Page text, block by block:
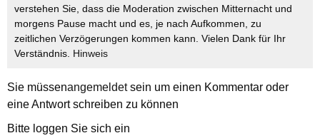
verstehen Sie, dass die Moderation zwischen Mitternacht und
morgens Pause macht und es, je nach Aufkommen, zu
zeitlichen Verzögerungen kommen kann. Vielen Dank für Ihr
Verständnis. Hinweis
Sie müssenangemeldetsein um einen Kommentar oder
eine Antwort schreiben zu können
Bitte loggen Sie sich ein